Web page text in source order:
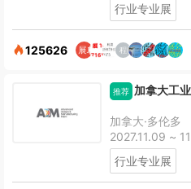
行业专业展
125626
推荐 加拿大工
加拿大·多伦多
2027.11.09 ~
行业专业展